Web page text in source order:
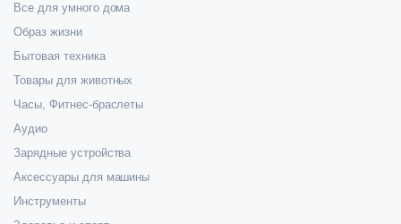
Все для умного дома
Образ жизни
Бытовая техника
Товары для животных
Часы, Фитнес-браслеты
Аудио
Зарядные устройства
Аксессуары для машины
Инструменты